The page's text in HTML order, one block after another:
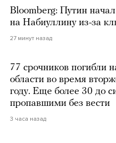
Bloomberg: Путин
на Набиуллину из-за
27 минут назад
77 срочников погибли
области во время
году. Еще более 30 до
пропавшими без вести
3 часа назад